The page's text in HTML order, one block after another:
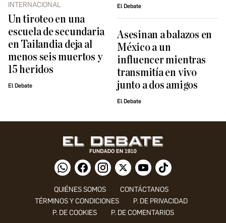
INTERNACIONAL
Un tiroteo en una
escuela de secundaria
en Tailandia deja al
menos seis muertos y
15 heridos
El Debate
El Debate
Asesinan a balazos en
México a un
influencer mientras
transmitía en vivo
junto a dos amigos
El Debate
QUIÉNES SOMOS
CONTÁCTANOS
TÉRMINOS Y CONDICIONES
P. DE PRIVACIDAD
P. DE COOKIES
P. DE COMENTARIOS